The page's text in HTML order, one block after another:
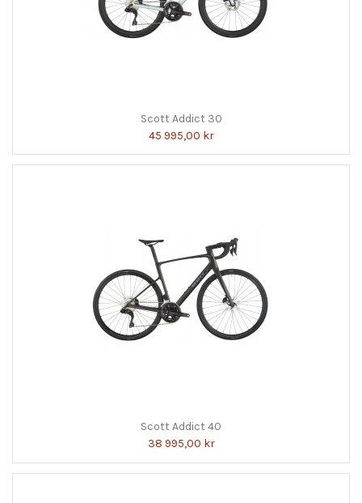
Scott Addict 30
45 995,00 kr
Scott Addict 40
38 995,00 kr